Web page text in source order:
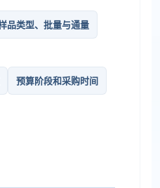
品类型、批量与通量
预算阶段和采购时间